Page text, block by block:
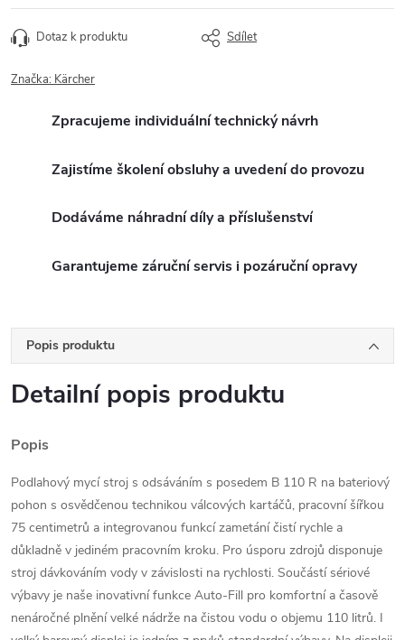
Dotaz k produktu Sdílet
Značka: Kärcher
Zpracujeme individuální technický návrh
Zajistíme školení obsluhy a uvedení do provozu
Dodáváme náhradní díly a příslušenství
Garantujeme záruční servis i pozáruční opravy
Popis produktu
Detailní popis produktu
Popis
Podlahový mycí stroj s odsáváním s posedem B 110 R na bateriový
pohon s osvědčenou technikou válcových kartáčů, pracovní šířkou
75 centimetrů a integrovanou funkcí zametání čistí rychle a
důkladně v jediném pracovním kroku. Pro úsporu zdrojů disponuje
stroj dávkováním vody v závislosti na rychlosti. Součástí sériové
výbavy je naše inovativní funkce Auto-Fill pro komfortní a časově
nenáročné plnění velké nádrže na čistou vodu o objemu 110 litrů. I